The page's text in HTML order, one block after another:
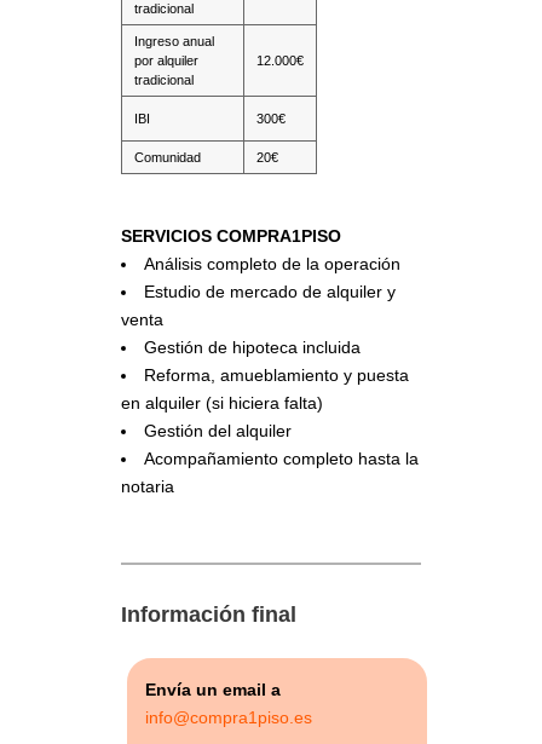
tradicional
Ingreso anual
por alquiler
tradicional
12.000€
IBI 300€
Comunidad 20€
SERVICIOS COMPRA1PISO
Análisis completo de la operación
Estudio de mercado de alquiler y
venta
Gestión de hipoteca incluida
Reforma, amueblamiento y puesta
en alquiler (si hiciera falta)
Gestión del alquiler
Acompañamiento completo hasta la
notaria
Información final
Envía un email a
info@compra1piso.es